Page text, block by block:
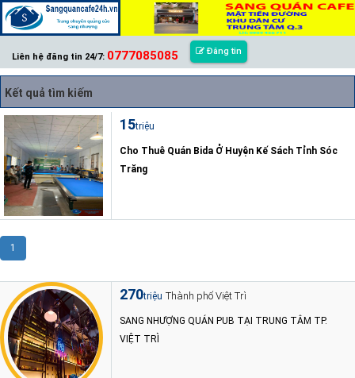
Liên hệ đăng tin 24/7: 0777085085 Đăng tin
Kết quả tìm kiếm
15triệu
Cho Thuê Quán Bida Ở Huyện Kế Sách Tỉnh Sóc
Trăng
1
270triệu Thành phố Việt Trì
SANG NHƯỢNG QUÁN PUB TẠI TRUNG TÂM TP.
VIỆT TRÌ